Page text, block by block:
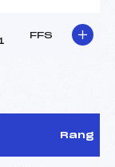
FFS
Rang